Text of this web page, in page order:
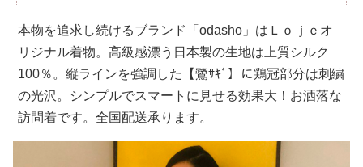
本物を追求し続けるブランド「odasho」はＬｏｊｅオ
リジナル着物。高級感漂う日本製の生地は上質シルク
100％。縦ラインを強調した【鷺ｻｷﾞ】に鶏冠部分は刺繍
の光沢。シンプルでスマートに見せる効果大！お洒落な
訪問着です。全国配送承ります。